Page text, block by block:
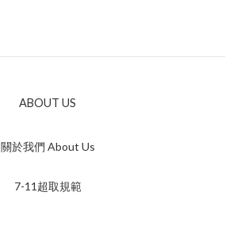
ABOUT US
關於我們 About Us
7-11超取規範